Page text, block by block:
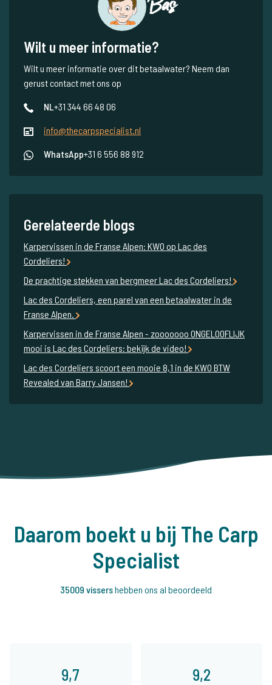
Bas
Wilt u meer informatie?
Wilt u meer informatie over dit betaalwater? Neem dan
gerust contact met ons op
NL+31 344 66 48 06
info@thecarpspecialist.nl
WhatsApp+31 6 556 88 912
Gerelateerde blogs
Karpervissen in de Franse Alpen: KWO op Lac des
Cordeliers!
De prachtige stekken van bergmeer Lac des Cordeliers!
Lac des Cordeliers, een parel van een betaalwater in de
Franse Alpen.
Karpervissen in de Franse Alpen - zooooooo ONGELOOFLIJK
mooi is Lac des Cordeliers: bekijk de video!
Lac des Cordeliers scoort een mooie 8,1 in de KWO BTW
Revealed van Barry Jansen!
Daarom boekt u bij The Carp
Specialist
35009 vissershebben ons al beoordeeld
9,7 9,2